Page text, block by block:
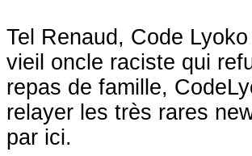
Tel Renaud, Code
vieil oncle raciste qui
repas de famille,
relayer les très rares
par ici.